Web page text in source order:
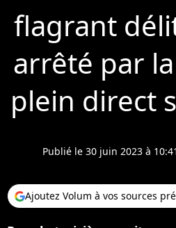
flagrant
arrêté par
plein direct
Publié le 30 juin 2023 à 10:41
Ajoutez Volum à vos sources